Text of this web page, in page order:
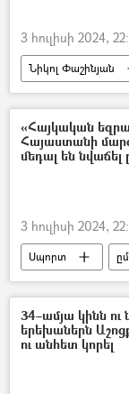
3 հուլիսի 2024,
Նիկոլ Փաշինյան
Սահմանադրական
Վարչապետ
«Հայկական
Հայաստանի
մեդալ են
3 հուլիսի 2024,
Սպորտ
Ըմբշամարտ
34–ամյա կինն
երեխաներն
ու անհետ կորել